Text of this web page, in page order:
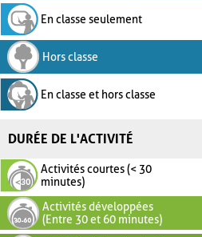
En classe seulement
Hors classe
En classe et hors classe
DURÉE DE L'ACTIVITÉ
Activités courtes (< 30
minutes)
Activités développées
(Entre 30 et 60 minutes)